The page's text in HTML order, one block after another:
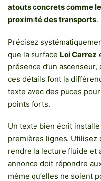
atouts concrets comme
proximité des transports.
Précisez
que la surface Loi Carrez
présence d’un ascenseur,
ces détails font la
texte avec des puces
points forts.
Un texte bien écrit
premières lignes. Utilisez
rendre la lecture fluide et
annonce doit répondre
même qu’elles ne soient